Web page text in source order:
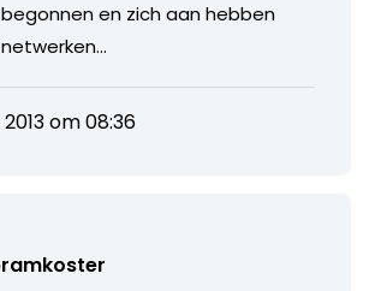
en zich aan hebben
om 08:36